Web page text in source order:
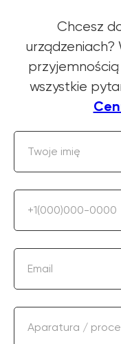
Chcesz
urządzeniach?
przyjemnością
wszystkie
Twoje imię
+1(000)000-0000
Email
Aparatura /